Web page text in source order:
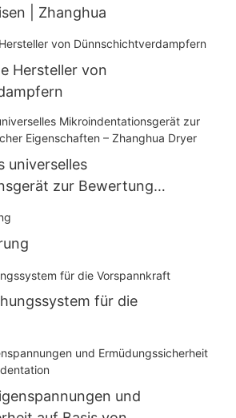
| Zhanghua
Hersteller von
universelles
zur Bewertung
– Zhanghua Dryer
für die
und